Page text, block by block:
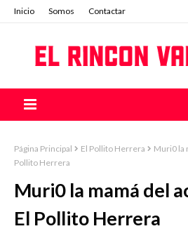
Inicio Somos Contactar
Página Principal El Pollito Herrera
Muri0 la
Pollito Herrera
Muri0 la mamá del
El Pollito Herrera